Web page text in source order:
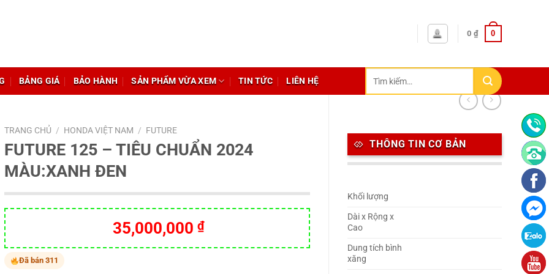
0 ₫ 0
BẢNG GIÁ BẢO HÀNH SẢN PHẨM VỪA XEM TIN TỨC LIÊN HỆ
kiếm:
THÔNG TIN CƠ BẢN
Khối lượng
Dài x Rộng x
Cao
Dung tích bình
xăng
TRANG CHỦ / HONDA VIỆT NAM / FUTURE
FUTURE 125 – TIÊU CHUẨN 2024
MÀU:XANH ĐEN
35,000,000 ₫
Đã bán 311